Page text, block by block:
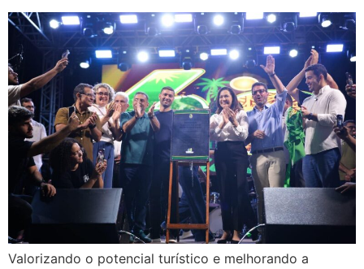
Valorizando o potencial turístico e melhorando a